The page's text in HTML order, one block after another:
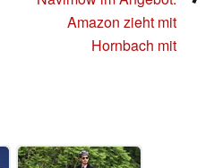
Amazon zieht mit
Hornbach mit